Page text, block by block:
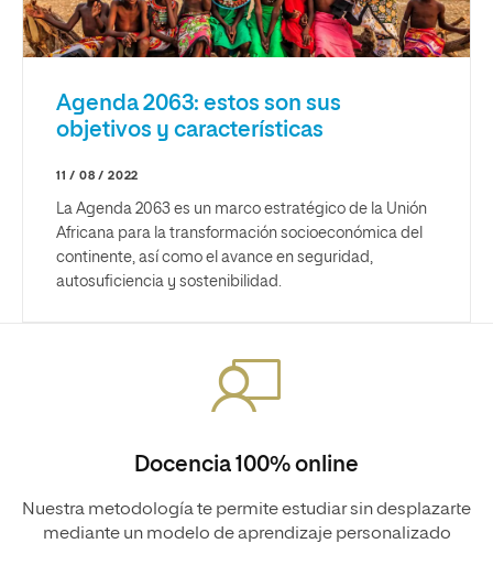
Agenda 2063: estos son sus
objetivos y características
11 / 08 / 2022
La Agenda 2063 es un marco estratégico de la Unión
Africana para la transformación socioeconómica del
continente, así como el avance en seguridad,
autosuficiencia y sostenibilidad.
Docencia 100% online
Nuestra metodología te permite estudiar sin desplazarte
mediante un modelo de aprendizaje personalizado